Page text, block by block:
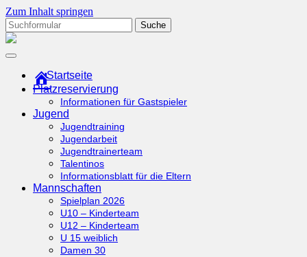
Zum Inhalt springen
Suchen
nach:tcottenhoefen.de
Startseite
Platzreservierung
Informationen für Gastspieler
Jugend
Jugendtraining
Jugendarbeit
Jugendtrainerteam
Talentinos
Informationsblatt für die Eltern
Mannschaften
Spielplan 2026
U10 – Kinderteam
U12 – Kinderteam
U 15 weiblich
Damen 30